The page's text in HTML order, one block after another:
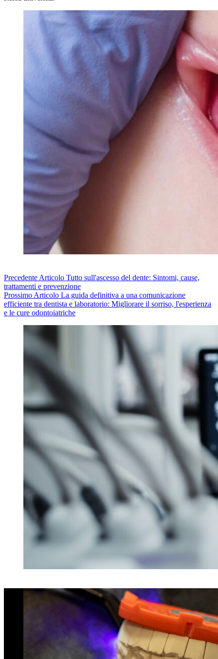
Precedente Articolo Tutto sull'ascesso del dente: Sintomi, cause,
trattamenti e prevenzione
Prossimo Articolo La guida definitiva a una comunicazione
efficiente tra dentista e laboratorio: Migliorare il sorriso, l'esperienza
e le cure odontoiatriche